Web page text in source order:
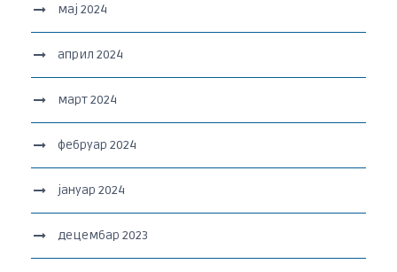
мај 2024
април 2024
март 2024
фебруар 2024
јануар 2024
децембар 2023